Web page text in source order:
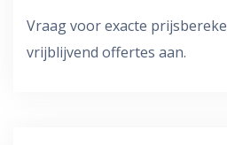
Vraag voor exacte
vrijblijvend offertes aan.